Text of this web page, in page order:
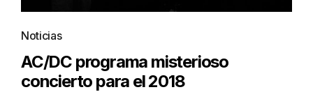
Noticias
AC/DC programa misterioso
concierto para el 2018